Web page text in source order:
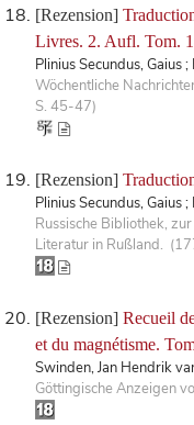
[Rezension]
Livres. 2. Aufl. Tom.
Plinius Secundus, Gaius
Wöchentliche
S. 45-47)
[Rezension]
Plinius Secundus, Gaius ;
Russische Bibliothek,
Literatur in Rußland.
[Rezension] Recueil
et du magnétisme.
Swinden, Jan Hendrik
Göttingische Anzeigen